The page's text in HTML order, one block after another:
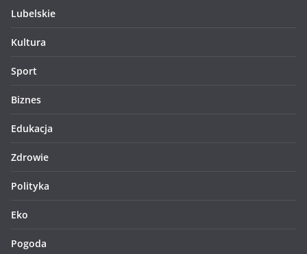
Lubelskie
Kultura
Sport
Biznes
Edukacja
Zdrowie
Polityka
Eko
Pogoda